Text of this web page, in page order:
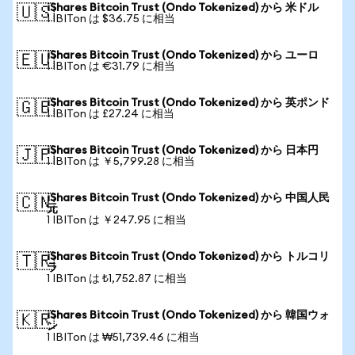
🇺🇸iShares Bitcoin Trust (Ondo Tokenized) から 米ドル
1 IBITon は $36.75 に相当
🇪🇺iShares Bitcoin Trust (Ondo Tokenized) から ユーロ
1 IBITon は €31.79 に相当
🇬🇧iShares Bitcoin Trust (Ondo Tokenized) から 英ポンド
1 IBITon は £27.24 に相当
🇯🇵iShares Bitcoin Trust (Ondo Tokenized) から 日本円
1 IBITon は ￥5,799.28 に相当
🇨🇳iShares Bitcoin Trust (Ondo Tokenized) から 中国人民
元
1 IBITon は ￥247.95 に相当
🇹🇷iShares Bitcoin Trust (Ondo Tokenized) から トルコリ
ラ
1 IBITon は ₺1,752.87 に相当
🇰🇷iShares Bitcoin Trust (Ondo Tokenized) から 韓国ウォ
ン
1 IBITon は ₩51,739.46 に相当